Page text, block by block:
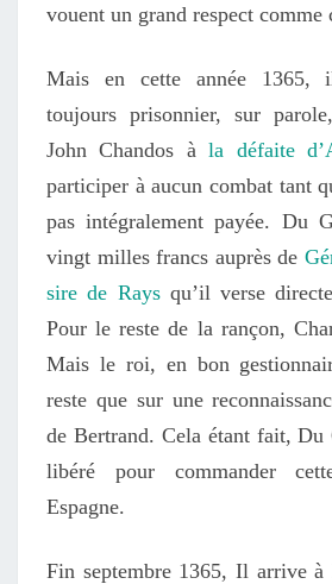
vouent un grand respect
Mais en cette année 1365,
toujours prisonnier, sur
John Chandos àla défaite
participer à aucun combat tant
pas intégralement payée. Du
vingt milles francs auprès de
sire de Raysqu’il verse
Pour le reste de la rançon,
Mais le roi, en bon
reste que sur une
de Bertrand. Cela étant fait, Du
libéré pour commander
Espagne.
Fin septembre 1365, Il arrive à